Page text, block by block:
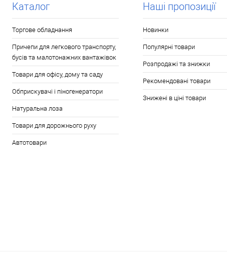
Каталог
Торгове обладнання
Причепи для легкового транспорту,
бусів та малотонажних вантажівок
Товари для офісу, дому та саду
Обприскувачі і піногенератори
Натуральна лоза
Товари для дорожнього руху
Автотовари
Наші пропозиції
Новинки
Популярні товари
Розпродажі та знижки
Рекомендовані товари
Знижені в ціні товари